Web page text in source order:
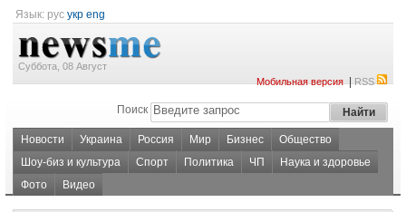
Язык: рус укр eng
Суббота, 08 Август
Мобильная версия|RSS
Поиск
Новости Украина Россия Мир Бизнес
Общество
Шоу-биз и культура
Спорт Политика ЧП
Наука и здоровье
Фото
Видео